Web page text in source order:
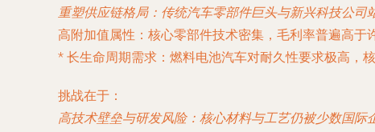
重塑供应链格局：传统汽车零部件巨头与新兴科技公司
高附加值属性 ：核心零部件技术密集，毛利率普遍高于
* 长生命周期需求 ：燃料电池汽车对耐久性要求极高，
挑战在于 ：
高技术壁垒与研发风险：核心材料与工艺仍被少数国际